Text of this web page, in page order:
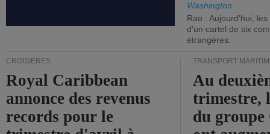
Washington
Rao : Aujourd'hui,
d'un cartel de six
étrangères.
CROISIÈRES
Royal Caribbean
annonce des revenus
records pour le
TRANSPORT
Au
trimestre,
du